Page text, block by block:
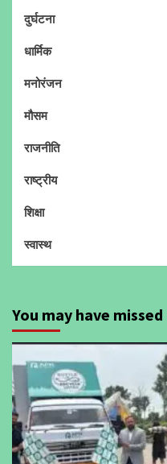
दुर्घटना
धार्मिक
मनोरंजन
मौसम
राजनीति
राष्ट्रीय
शिक्षा
स्वास्थ
You may have missed